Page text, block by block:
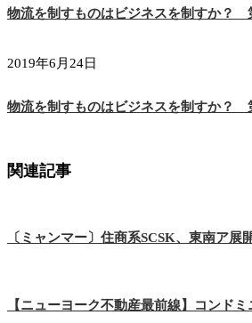
物流を制すものはビジネスを制すか？
2019年6月24日
物流を制すものはビジネスを制すか？
関連記事
〔ミャンマー〕住商系SCSK、東南ア展
【ニューヨーク不動産最前線】コンド